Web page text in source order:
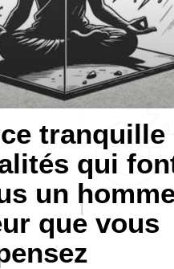
tranquille
qui
un
que vous